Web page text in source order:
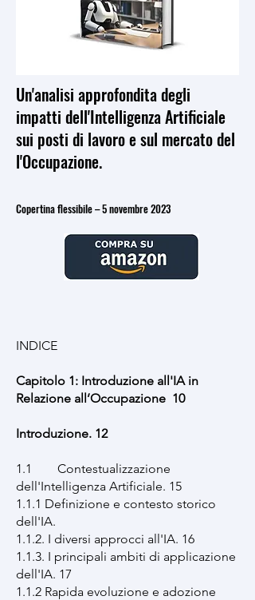
Un'analisi approfondita degli
impatti dell'Intelligenza Artificiale
sui posti di lavoro e sul mercato del
l'Occupazione.
Copertina flessibile – 5 novembre 2023
INDICE
Capitolo 1: Introduzione all'IA in
Relazione all’Occupazione 10
Introduzione. 12
1.1 Contestualizzazione
dell'Intelligenza Artificiale. 15
1.1.1 Definizione e contesto storico
dell'IA.
1.1.2. I diversi approcci all'IA. 16
1.1.3. I principali ambiti di applicazione
dell'IA. 17
1.1.2 Rapida evoluzione e adozione